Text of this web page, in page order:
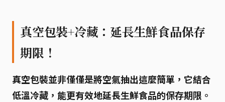
真空包裝+冷藏：延長生鮮食品保存
期限！
真空包裝並非僅僅是將空氣抽出這麼簡單，它結合
低溫冷藏 ，能更有效地延長生鮮食品的保存期限。